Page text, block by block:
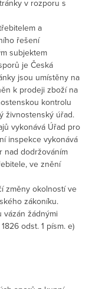
v rozporu s
a
řešení
subjektem
je Česká
jsou umístěny na
k prodeji zboží na
kontrolu
živnostenský úřad.
vykonává Úřad pro
inspekce vykonává
nad dodržováním
ve znění
změny okolností ve
zákoníku.
vázán žádnými
odst. 1 písm. e)